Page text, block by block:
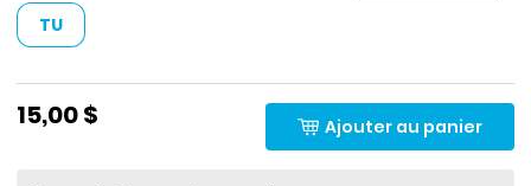
TU
15,00 $ Ajouter au panier